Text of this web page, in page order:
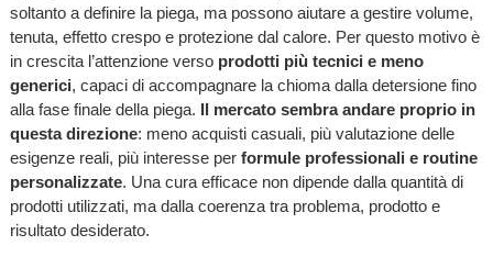
soltanto a definire la piega, ma possono aiutare a gestire volume,
tenuta, effetto crespo e protezione dal calore. Per questo motivo è
in crescita l’attenzione verso prodotti più tecnici e meno
generici, capaci di accompagnare la chioma dalla detersione fino
alla fase finale della piega. Il mercato sembra andare proprio in
questa direzione: meno acquisti casuali, più valutazione delle
esigenze reali, più interesse per formule professionali e routine
personalizzate. Una cura efficace non dipende dalla quantità di
prodotti utilizzati, ma dalla coerenza tra problema, prodotto e
risultato desiderato.